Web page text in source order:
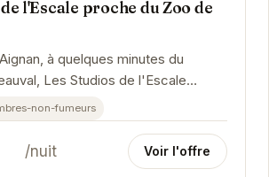
l'Escale proche du Zoo de
à quelques minutes du
Les Studios de l'Escale
confortable et
non-fumeurs
/nuit Voir l'offre